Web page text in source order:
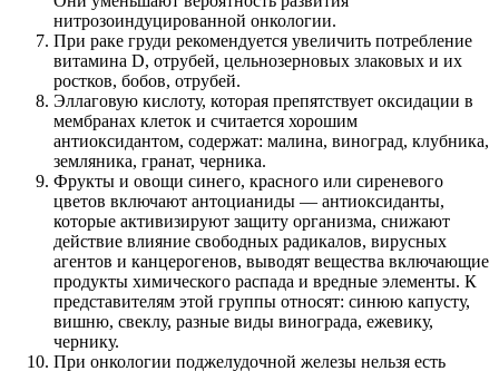
нитрозоиндуцированной онкологии.
При раке груди рекомендуется увеличить потребление
витамина D, отрубей, цельнозерновых злаковых и их
ростков, бобов, отрубей.
Эллаговую кислоту, которая препятствует оксидации в
мембранах клеток и считается хорошим
антиоксидантом, содержат: малина, виноград, клубника,
земляника, гранат, черника.
Фрукты и овощи синего, красного или сиреневого
цветов включают антоцианиды — антиоксиданты,
которые активизируют защиту организма, снижают
действие влияние свободных радикалов, вирусных
агентов и канцерогенов, выводят вещества включающие
продукты химического распада и вредные элементы. К
представителям этой группы относят: синюю капусту,
вишню, свеклу, разные виды винограда, ежевику,
чернику.
При онкологии поджелудочной железы нельзя есть